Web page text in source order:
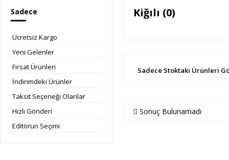
Sadece
Ücretsiz Kargo
Yeni Gelenler
Fırsat Ürünleri
İndirimdeki Ürünler
Taksit Seçeneği Olanlar
Hızlı Gönderi
Editörün Seçimi
Kiğılı (0)
Sadece Stoktaki Ürünleri
Sonuç Bulunamadı